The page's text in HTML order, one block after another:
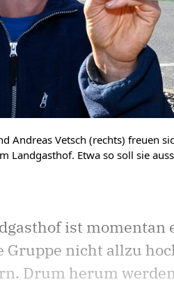
Andreas Vetsch (rechts) freuen
Landgasthof. Etwa so soll sie
ist momentan
nicht allzu
Drum herum